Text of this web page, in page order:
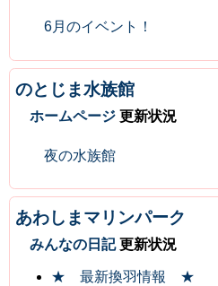
6月のイベント！
のとじま水族館
ホームページ 更新状況
夜の水族館
あわしまマリンパーク
みんなの日記更新状況
★ 最新換羽情報 ★